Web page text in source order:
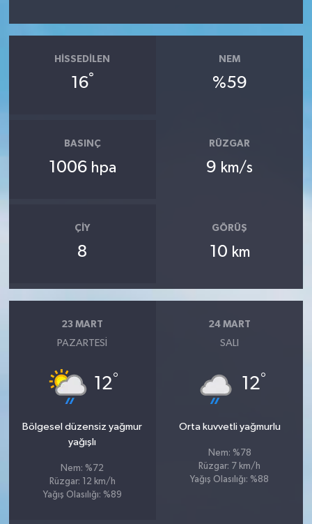
HISSEDILEN
16°
NEM
%59
BASINÇ
1006 hpa
RÜZGAR
9 km/s
ÇIY
8
GÖRÜŞ
10 km
23 MART
PAZARTESI
12°
Bölgesel düzensiz yağmur
yağışlı
Nem: %72
Rüzgar: 12 km/h
Yağış Olasılığı: %89
24 MART
SALI
12°
Orta kuvvetli yağmurlu
Nem: %78
Rüzgar: 7 km/h
Yağış Olasılığı: %88